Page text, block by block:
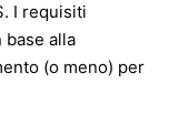
I requisiti
base alla
(o meno) per